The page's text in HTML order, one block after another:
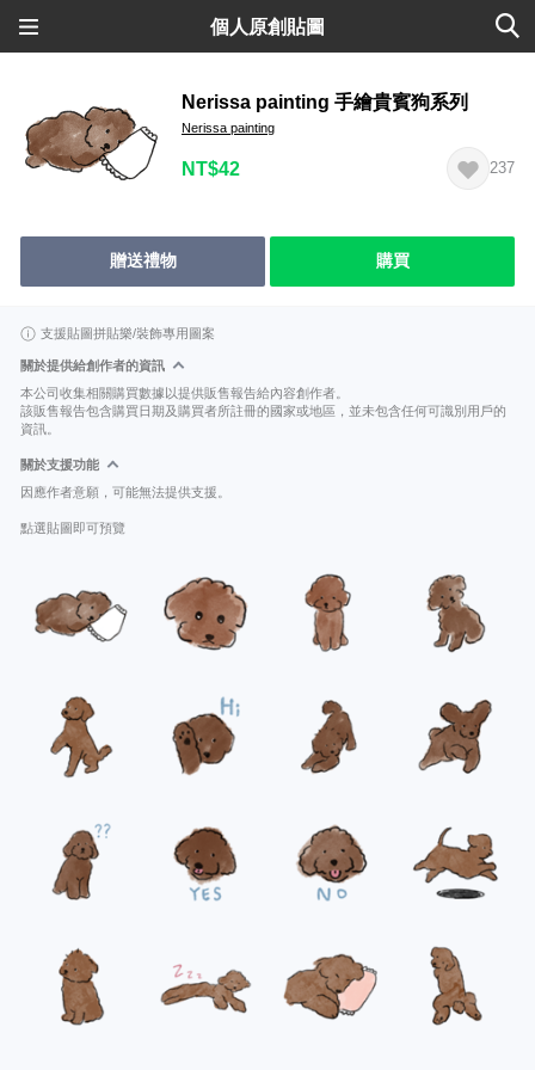
個人原創貼圖
Nerissa painting 手繪貴賓狗系列
Nerissa painting
NT$42 237
贈送禮物 購買
支援貼圖拼貼樂/裝飾專用圖案
關於提供給創作者的資訊
本公司收集相關購買數據以提供販售報告給內容創作者。
該販售報告包含購買日期及購買者所註冊的國家或地區，並未包含任何可識別用戶的
資訊。
關於支援功能
因應作者意願，可能無法提供支援。
點選貼圖即可預覽